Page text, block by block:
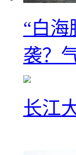
“白海
袭？
长江